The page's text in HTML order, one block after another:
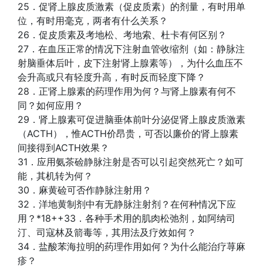
25．促肾上腺皮质激素（促皮质素）的剂量，有时用单
位，有时用毫克，两者有什么关系？
26．促皮质素及考地松、考地索、杜卡有何区别？
27．在血压正常的情况下注射血管收缩剂（如：静脉注
射脑垂体后叶，皮下注射肾上腺素等），为什么血压不
会升高或只有轻度升高，有时反而轻度下降？
28．正肾上腺素的药理作用为何？与肾上腺素有何不
同？如何应用？
29．肾上腺素可促进脑垂体前叶分泌促肾上腺皮质激素
（ACTH），惟ACTH价昂贵，可否以廉价的肾上腺素
间接得到ACTH效果？
31．应用氨茶硷静脉注射是否可以引起突然死亡？如可
能，其机转为何？
30．麻黄硷可否作静脉注射用？
32．洋地黄制剂中有无静脉注射剂？在何种情况下应
用？*18++33．各种手术用的肌肉松弛剂，如阿纳司
汀、司寇林及箭毒等，其用法及疗效如何？
34．盐酸苯海拉明的药理作用如何？为什么能治疗荨麻
疹？